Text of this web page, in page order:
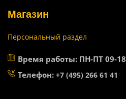
Магазин
Персональный раздел
Время работы: ПН-ПТ 09-18
Телефон: +7 (495) 266 61 41